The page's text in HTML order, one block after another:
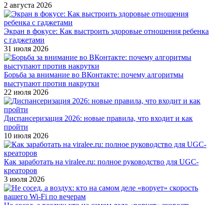
2 августа 2026
Экран в фокусе: Как выстроить здоровые отношения ребенка
с гаджетами
31 июля 2026
Борьба за внимание во ВКонтакте: почему алгоритмы
выступают против накрутки
22 июля 2026
Диспансеризация 2026: новые правила, что входит и как
пройти
10 июля 2026
Как заработать на viralee.ru: полное руководство для UGC-
креаторов
3 июля 2026